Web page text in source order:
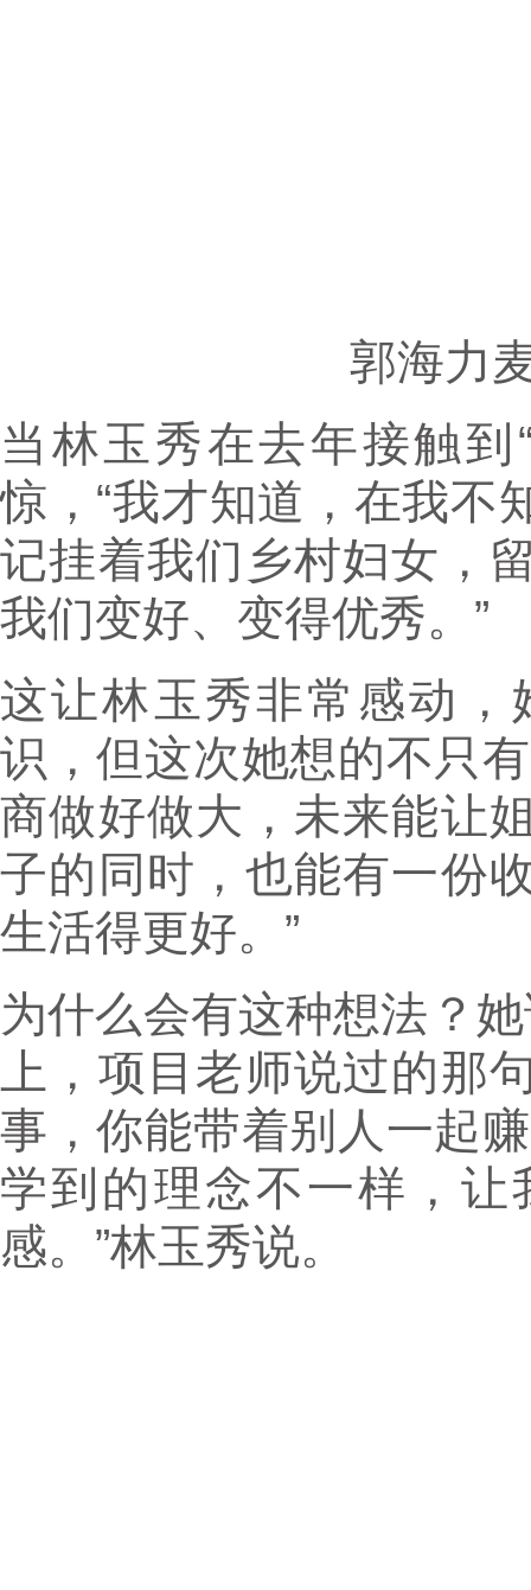
郭海力
当林玉秀在去年接触
惊，“我才知道，在我不
记挂着我们乡村妇女，
我们变好、变得优秀。”
这让林玉秀非常感动
识，但这次她想的不只
商做好做大，未来能让
子的同时，也能有一份
生活得更好。”
为什么会有这种想法？
上，项目老师说过的那
事，你能带着别人一起
学到的理念不一样，
感。”林玉秀说。